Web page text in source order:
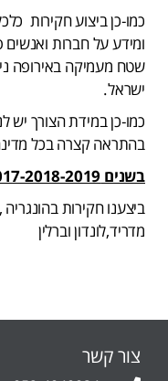
כמו-כן ביצוע חקירות
ומידע על חברות ואנשים
שטח מעמיקה באירופה
ישראל.
כמו-כן במידת הצורך יש
בהתראה קצרה בכל
בשנים 2017-2018-2019
ביצענו חקירות בהונגריה
מדריד,לונדון וברלין
צור קשר